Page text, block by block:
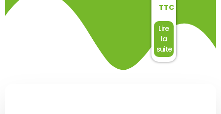
TTC
Lire
la
suite